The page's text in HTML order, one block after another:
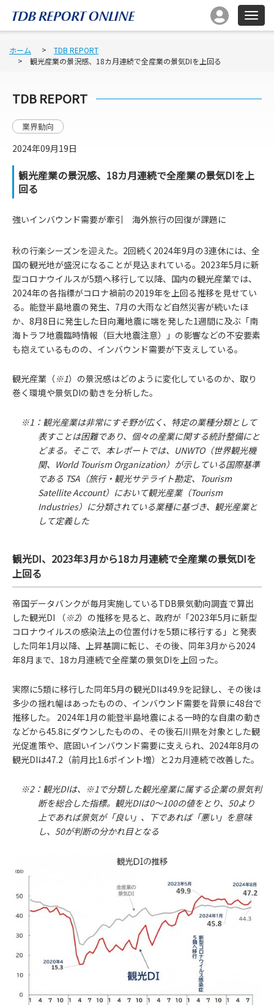
ホーム
TDB REPORT
観光産業の景況感、18カ月連続で全産業の景気DIを上回る
TDB REPORT
業界動向
2024年09月19日
観光産業の景況感、18カ月連続で全産業の景気DIを上
回る
強いインバウンド需要が牽引 海外旅行の回復が課題に
秋の行楽シーズンを迎えた。2回続く2024年9月の3連休には、全
国の観光地が盛況になることが見込まれている。2023年5月に新
型コロナウイルスが5類へ移行して以降、国内の観光産業では、
2024年の各指標がコロナ禍前の2019年を上回る推移を見せてい
る。能登半島地震の発生、7月の大雨など自然災害が続いたほ
か、8月8日に発生した日向灘地震に端を発した1週間に及ぶ「南
海トラフ地震臨時情報（巨大地震注意）」の影響などの不安要素
も抱えているものの、インバウンド需要が下支えしている。
観光産業（※1）の景況感はどのように変化しているのか、取り
巻く環境や景気DIの動きを分析した。
※1：観光産業は非常にすそ野が広く、特定の業種分類として
表すことは困難であり、個々の産業に関する統計整備にと
どまる。そこで、本レポートでは、UNWTO（世界観光機
関、World Tourism Organization）が示している国際基準
である TSA（旅行・観光サテライト勘定、Tourism
Satellite Account）において観光産業（Tourism
Industries）に分類されている業種に基づき、観光産業と
して定義した
観光DI、2023年3月から18カ月連続で全産業の景気DIを
上回る
帝国データバンクが毎月実施しているTDB景気動向調査で算出
した観光DI （※2）の推移を見ると、政府が「2023年5月に新型
コロナウイルスの感染法上の位置付けを5類に移行する」と発表
した同年1月以降、上昇基調に転じ、その後、同年3月から2024
年8月まで、18カ月連続で全産業の景気DIを上回った。
実際に5類に移行した同年5月の観光DIは49.9を記録し、その後は
多少の揺れ幅はあったものの、インバウンド需要を背景に48台で
推移した。 2024年1月の能登半島地震による一時的な自粛の動き
などから45.8にダウンしたものの、その後石川県を対象とした観
光促進策や、底固いインバウンド需要に支えられ、2024年8月の
観光DIは47.2（前月比1.6ポイント増）と2カ月連続で改善した。
※2：観光DIは、※1で分類した観光産業に属する企業の景気判
断を総合した指標。観光DIは0～100の値をとり、50より
上であれば景気が「良い」、下であれば「悪い」を意味
し、50が判断の分かれ目となる